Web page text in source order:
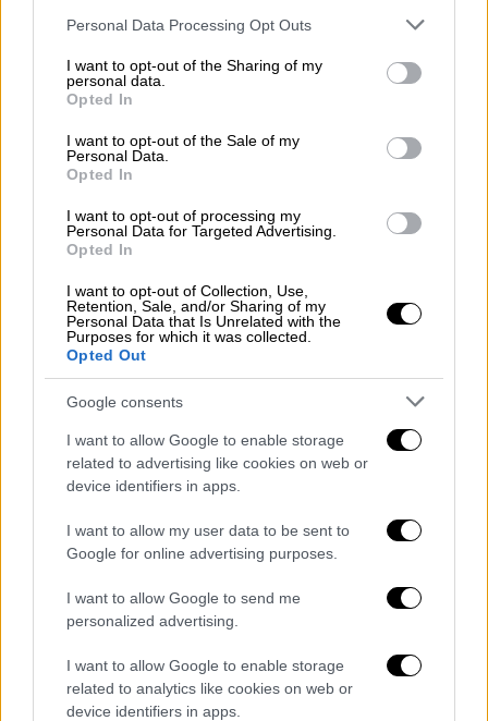
Please note that this website/app uses one or more Google
not limited to your visit or usage behaviour. You may click to
grant or deny consent to Google and its third-party tags to
use your data for below specified purposes in below Google
consent section.
Personal Data Processing Opt Outs
I want to opt-out of the Sharing of my
personal data.
Opted In
I want to opt-out of the Sale of my
Personal Data.
Opted In
I want to opt-out of processing my
Personal Data for Targeted Advertising.
Opted In
I want to opt-out of Collection, Use,
Retention, Sale, and/or Sharing of my
Personal Data that Is Unrelated with the
Purposes for which it was collected.
Opted Out
Google consents
I want to allow Google to enable storage
related to advertising like cookies on web or
device identifiers in apps.
I want to allow my user data to be sent to
Google for online advertising purposes.
I want to allow Google to send me
personalized advertising.
I want to allow Google to enable storage
related to analytics like cookies on web or
device identifiers in apps.
Η μίνι ταινία
Το μουσικό ντοκιμαντέρ «Ferto Promo Tour
– The Movie», που
16 Μαΐου 2026, στις 20:00 από την ΕΡΤ1,
παρουσιάζει για πρώτη φορά ολόκληρη την
προηγήθηκε της εμφάνισής του στη σκηνή
της Eurovision, με την κάμερα να τον
ακολουθεί παντού και να αποτυπώνει κάθε
στιγμή.
video
Fan events, backstage στιγμές, συναυλίες,